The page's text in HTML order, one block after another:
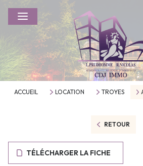
ACCUEIL LOCATION TROYES
RETOUR
TÉLÉCHARGER LA FICHE